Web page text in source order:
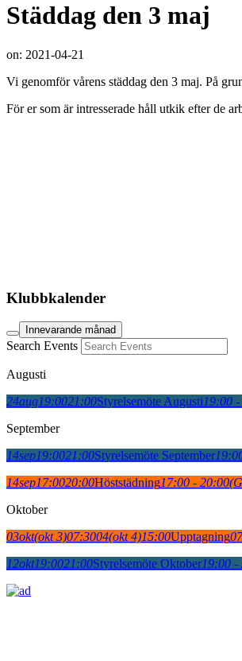
Städdag den 3 maj
on: 2021-04-21
Vi genomför vårens städdag den 3 maj. På
För er som är intresserade håll utkik efter de
Klubbkalender
Innevarande månad
Search Events
Augusti
24aug19:0021:00Styrelsemöte Augusti19:00
September
14sep19:0021:00Styrelsemöte September
14sep17:0020:00Höststädning17:00 - 20:00
Oktober
03okt(okt 3)07:3004(okt 4)15:00Upptagning
12okt19:0021:00Styrelsemöte Oktober19:00 -